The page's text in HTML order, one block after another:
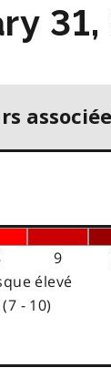
9
élevé
(7 - 10)